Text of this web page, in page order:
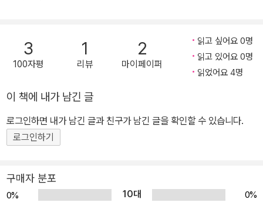
크닉만 의미하는 것이 아니다. 당신과 당신의 파트너가 어떤 사람인
기 때문이다. 저자는 자신의 머릿속을 ‘도서관’에 비유한다. 수많은 사
람이 찾아와 질문하고 사연을 털어놓는데, 그 이야기 하나하나가 머
릿속 책장 한 칸씩을 차지하기 때문이다. 저자는 증거와 방법을 중요
어서 과학과 관련된 증거들로 채워나간다. 해부학, 생리학, 행동심리
학, 비교심리학, 진화심리학, 건강심리학, 도덕심리학, 젠더 연구의 지
식이 활용된다. 그렇더라도 과학은 알려진 것의 가장자리까지만 우리
다. 성욕은 자발적인 것이 아니다 자극은 학습하는 것이다 우리는 그
동안 섹스에 관해 행동의 측면에서만 생각하도록 교육받아왔다. 이것
3
100자평
1
리뷰
2
마이페이퍼
읽고 싶어요 0명
읽고 있어요 0명
읽었어요 4명
이 책에 내가 남긴 글
로그인하면 내가 남긴 글과 친구가 남긴 글을 확인할 수 있습니다.
로그인하기
구매자 분포
0% 10대 0%